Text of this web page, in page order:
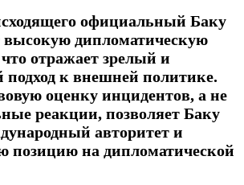
официальный Баку
высокую дипломатическую
отражает зрелый и
подход к внешней политике.
оценку инцидентов, а не
реакции, позволяет Баку
авторитет и
позицию на дипломатической